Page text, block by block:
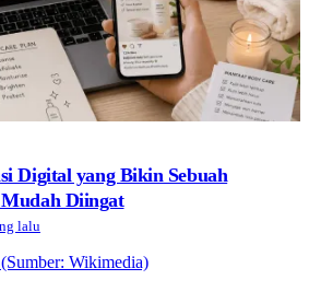
Digital yang Bikin Sebuah
Diingat
lalu